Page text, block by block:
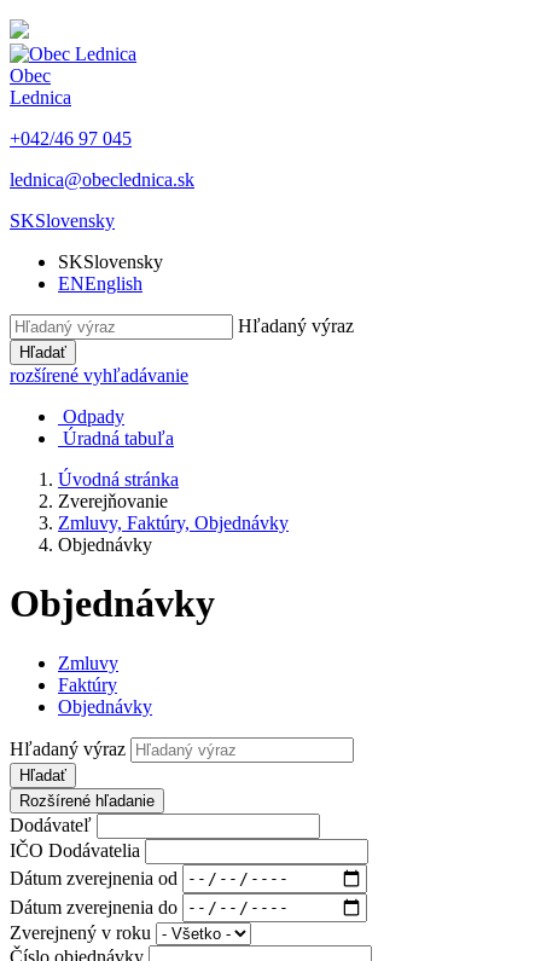
Obec
Lednica
+042/46 97 045
lednica@obeclednica.sk
SKSlovensky
SKSlovensky
ENEnglish
Hľadaný výraz
Hľadať
rozšírené vyhľadávanie
Odpady
Úradná tabuľa
Úvodná stránka
Zverejňovanie
Zmluvy, Faktúry, Objednávky
Objednávky
Objednávky
Zmluvy
Faktúry
Objednávky
Hľadaný výraz
Hľadať
Rozšírené hľadanie
Dodávateľ
IČO Dodávatelia
Dátum zverejnenia od
Dátum zverejnenia do
Zverejnený v roku
Číslo objednávky